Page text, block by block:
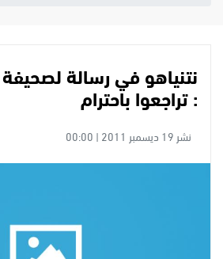
نتنياهو في رسالة لصحيفة
: تراجعوا باحترام
نشر 19 ديسمبر 2011 | 00:00